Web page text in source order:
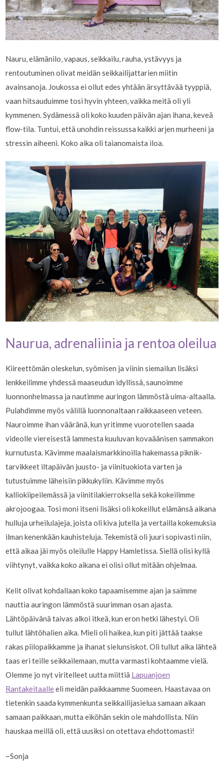
Nauru, elämänilo, vapaus, seikkailu, rauha, ystävyys ja
rentoutuminen olivat meidän seikkailijattarien miitin
avainsanoja. Joukossa ei ollut edes yhtään ärsyttävää tyyppiä,
vaan hitsauduimme tosi hyvin yhteen, vaikka meitä oli yli
kymmenen. Sydämessä oli koko kuuden päivän ajan ihana, keveä
flow-tila. Tuntui, että unohdin reissussa kaikki arjen murheeni ja
stressin aiheeni. Koko aika oli taianomaista iloa.
Naurua, adrenaliinia ja rentoa oleilua
Kiireettömän oleskelun, syömisen ja viinin siemailun lisäksi
lenkkeilimme yhdessä maaseudun idyllissä, saunoimme
luonnonhelmassa ja nautimme auringon lämmöstä uima-altaalla.
Pulahdimme myös välillä luonnonaltaan raikkaaseen veteen.
Nauroimme ihan vääränä, kun yritimme vuorotellen saada
videolle viereisestä lammesta kuuluvan kovaäänisen sammakon
kurnutusta. Kävimme maalaismarkkinoilla hakemassa piknik-
tarvikkeet iltapäivän juusto- ja viinituokiota varten ja
tutustuimme läheisiin pikkukyliin. Kävimme myös
kalliokiipeilemässä ja viinitilakierroksella sekä kokeilimme
akrojoogaa. Tosi moni itseni lisäksi oli kokeillut elämänsä aikana
hulluja urheilulajeja, joista oli kiva jutella ja vertailla kokemuksia
ilman kenenkään kauhisteluja. Tekemistä oli juuri sopivasti niin,
että aikaa jäi myös oleilulle Happy Hamletissa. Siellä olisi kyllä
viihtynyt, vaikka koko aikana ei olisi ollut mitään ohjelmaa.
Kelit olivat kohdallaan koko tapaamisemme ajan ja saimme
nauttia auringon lämmöstä suurimman osan ajasta.
Lähtöpäivänä taivas alkoi itkeä, kun eron hetki lähestyi. Oli
tullut lähtöhalien aika. Mieli oli haikea, kun piti jättää taakse
rakas piilopaikkamme ja ihanat sielunsiskot. Oli tullut aika lähteä
taas eri teille seikkailemaan, mutta varmasti kohtaamme vielä.
Olemme jo nyt viritelleet uutta miittiä Lapuanjoen
Rantakeitaalleeli meidän paikkaamme Suomeen. Haastavaa on
tietenkin saada kymmenkunta seikkailijasielua samaan aikaan
samaan paikkaan, mutta eiköhän sekin ole mahdollista. Niin
hauskaa meillä oli, että uusiksi on otettava ehdottomasti!
~Sonja